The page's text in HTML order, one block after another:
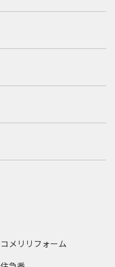
コメリリフォーム